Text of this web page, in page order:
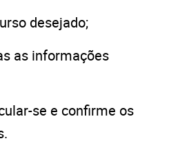
desejado;
as informações
se e confirme os